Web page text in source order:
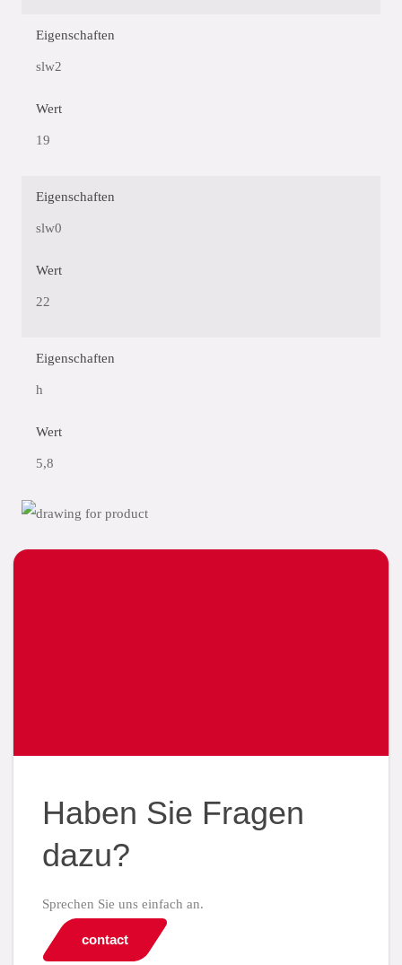
Eigenschaften
slw2
Wert
19
Eigenschaften
slw0
Wert
22
Eigenschaften
h
Wert
5,8
Haben Sie Fragen
dazu?
Sprechen Sie uns einfach an.
contact